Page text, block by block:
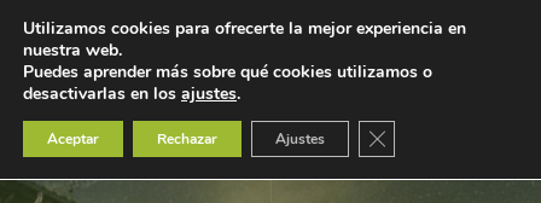
Utilizamos cookies para ofrecerte la mejor experiencia en
nuestra web.
Puedes aprender más sobre qué cookies utilizamos o
desactivarlas en los ajustes.
Aceptar Rechazar Ajustes Cerrar el banner de